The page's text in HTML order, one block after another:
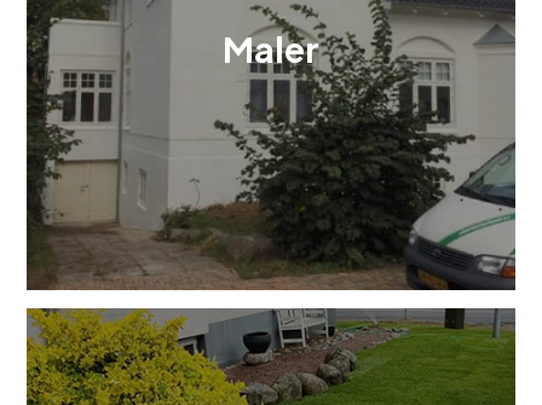
Maler